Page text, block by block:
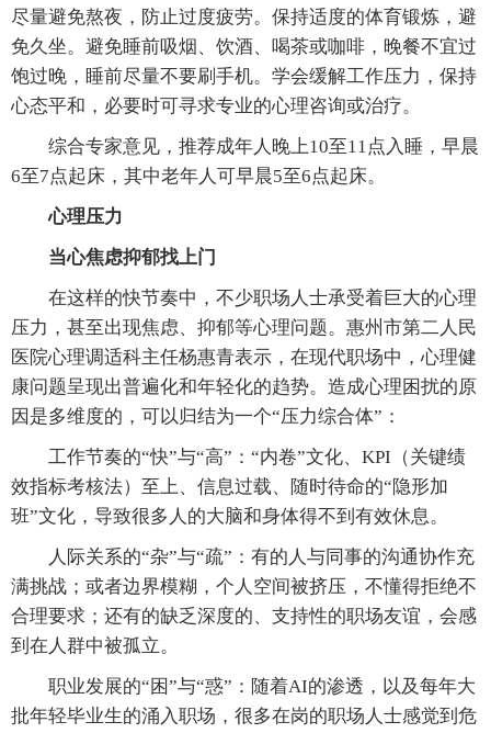
尽量避免熬夜，防止过度疲劳。保持适度的体育锻炼，避
免久坐。避免睡前吸烟、饮酒、喝茶或咖啡，晚餐不宜过
饱过晚，睡前尽量不要刷手机。学会缓解工作压力，保持
心态平和，必要时可寻求专业的心理咨询或治疗。
综合专家意见，推荐成年人晚上10至11点入睡，早晨
6至7点起床，其中老年人可早晨5至6点起床。
心理压力
当心焦虑抑郁找上门
在这样的快节奏中，不少职场人士承受着巨大的心理
压力，甚至出现焦虑、抑郁等心理问题。惠州市第二人民
医院心理调适科主任杨惠青表示，在现代职场中，心理健
康问题呈现出普遍化和年轻化的趋势。造成心理困扰的原
因是多维度的，可以归结为一个“压力综合体”：
工作节奏的“快”与“高”：“内卷”文化、KPI（关键绩
效指标考核法）至上、信息过载、随时待命的“隐形加
班”文化，导致很多人的大脑和身体得不到有效休息。
人际关系的“杂”与“疏”：有的人与同事的沟通协作充
满挑战；或者边界模糊，个人空间被挤压，不懂得拒绝不
合理要求；还有的缺乏深度的、支持性的职场友谊，会感
到在人群中被孤立。
职业发展的“困”与“惑”：随着AI的渗透，以及每年大
批年轻毕业生的涌入职场，很多在岗的职场人士感觉到危